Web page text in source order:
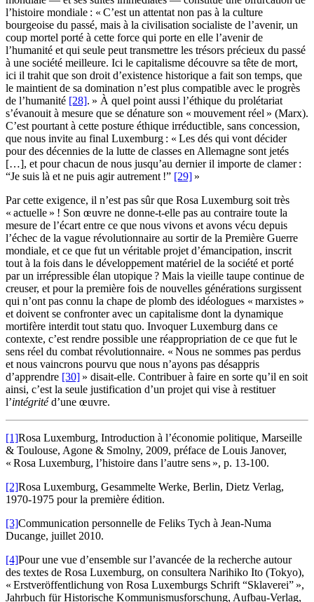
l’histoire mondiale : « C’est un attentat non pas à la culture
bourgeoise du passé, mais à la civilisation socialiste de l’avenir, un
coup mortel porté à cette force qui porte en elle l’avenir de
l’humanité et qui seule peut transmettre les trésors précieux du passé
à une société meilleure. Ici le capitalisme découvre sa tête de mort,
ici il trahit que son droit d’existence historique a fait son temps, que
le maintient de sa domination n’est plus compatible avec le progrès
de l’humanité [28]. » À quel point aussi l’éthique du prolétariat
s’évanouit à mesure que se dénature son « mouvement réel » (Marx).
C’est pourtant à cette posture éthique irréductible, sans concession,
que nous invite au final Luxemburg : « Les dés qui vont décider
pour des décennies de la lutte de classes en Allemagne sont jetés
[…], et pour chacun de nous jusqu’au dernier il importe de clamer :
“Je suis là et ne puis agir autrement !” [29] »
Par cette exigence, il n’est pas sûr que Rosa Luxemburg soit très
« actuelle » ! Son œuvre ne donne-t-elle pas au contraire toute la
mesure de l’écart entre ce que nous vivons et avons vécu depuis
l’échec de la vague révolutionnaire au sortir de la Première Guerre
mondiale, et ce que fut un véritable projet d’émancipation, inscrit
tout à la fois dans le développement matériel de la société et porté
par un irrépressible élan utopique ? Mais la vieille taupe continue de
creuser, et pour la première fois de nouvelles générations surgissent
qui n’ont pas connu la chape de plomb des idéologues « marxistes »
et doivent se confronter avec un capitalisme dont la dynamique
mortifère interdit tout statu quo. Invoquer Luxemburg dans ce
contexte, c’est rendre possible une réappropriation de ce que fut le
sens réel du combat révolutionnaire. « Nous ne sommes pas perdus
et nous vaincrons pourvu que nous n’ayons pas désappris
d’apprendre [30] » disait-elle. Contribuer à faire en sorte qu’il en soit
ainsi, c’est la seule justification d’un projet qui vise à restituer
l’intégritéd’une œuvre.
[1]Rosa Luxemburg, Introduction à l’économie politique, Marseille
& Toulouse, Agone & Smolny, 2009, préface de Louis Janover,
« Rosa Luxemburg, l’histoire dans l’autre sens », p. 13-100.
[2]Rosa Luxemburg, Gesammelte Werke, Berlin, Dietz Verlag,
1970-1975 pour la première édition.
[3]Communication personnelle de Feliks Tych à Jean-Numa
Ducange, juillet 2010.
[4]Pour une vue d’ensemble sur l’avancée de la recherche autour
des textes de Rosa Luxemburg, on consultera Narihiko Ito (Tokyo),
« Erstveröffentlichung von Rosa Luxemburgs Schrift “Sklaverei” »,
Jahrbuch für Historische Kommunismusforschung, Aufbau-Verlag,